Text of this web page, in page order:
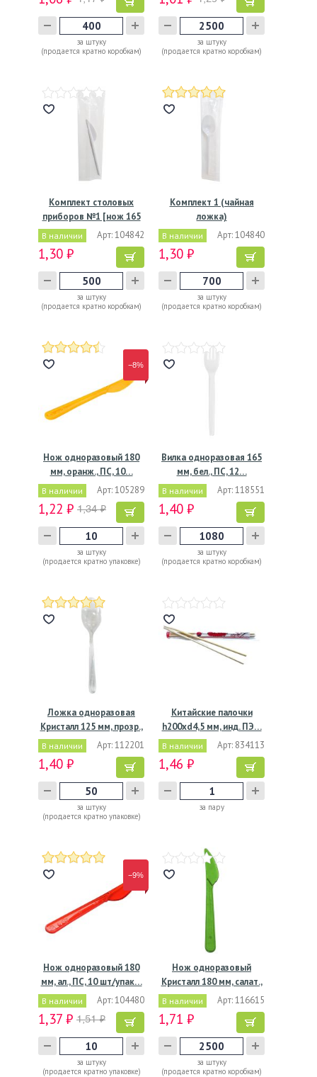
за штуку
(продается кратно коробкам)
за штуку
(продается кратно коробкам)
Комплект столовых
приборов №1 [нож 165
мм,…
В наличии Арт: 104842
1,30 ₽
за штуку
(продается кратно коробкам)
Комплект 1 (чайная
ложка)
В наличии Арт: 104840
1,30 ₽
за штуку
(продается кратно коробкам)
−8%
Нож одноразовый 180
мм, оранж., ПС, 10…
В наличии Арт: 105289
1,22 ₽ 1,34 ₽
за штуку
(продается кратно упаковке)
Вилка одноразовая 165
мм, бел., ПС, 12…
В наличии Арт: 118551
1,40 ₽
за штуку
(продается кратно коробкам)
Ложка одноразовая
Кристалл 125 мм, прозр.,
В наличии Арт: 112201
1,40 ₽
за штуку
(продается кратно упаковке)
Китайские палочки
h200хd4,5 мм, инд. ПЭ…
В наличии Арт: 834113
1,46 ₽
за пару
−9%
Нож одноразовый 180
мм, ал., ПС, 10 шт/упак…
В наличии Арт: 104480
1,37 ₽ 1,51 ₽
за штуку
(продается кратно упаковке)
Нож одноразовый
Кристалл 180 мм, салат.,
ПС,…
В наличии Арт: 116615
1,71 ₽
за штуку
(продается кратно коробкам)